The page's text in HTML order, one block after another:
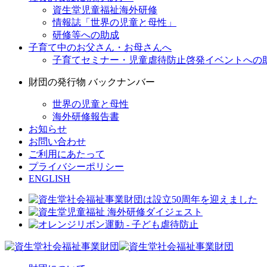
資生堂児童福祉海外研修
情報誌「世界の児童と母性」
研修等への助成
子育て中のお父さん・お母さんへ
子育てセミナー・児童虐待防止啓発イベントへの
財団の発行物 バックナンバー
世界の児童と母性
海外研修報告書
お知らせ
お問い合わせ
ご利用にあたって
プライバシーポリシー
ENGLISH